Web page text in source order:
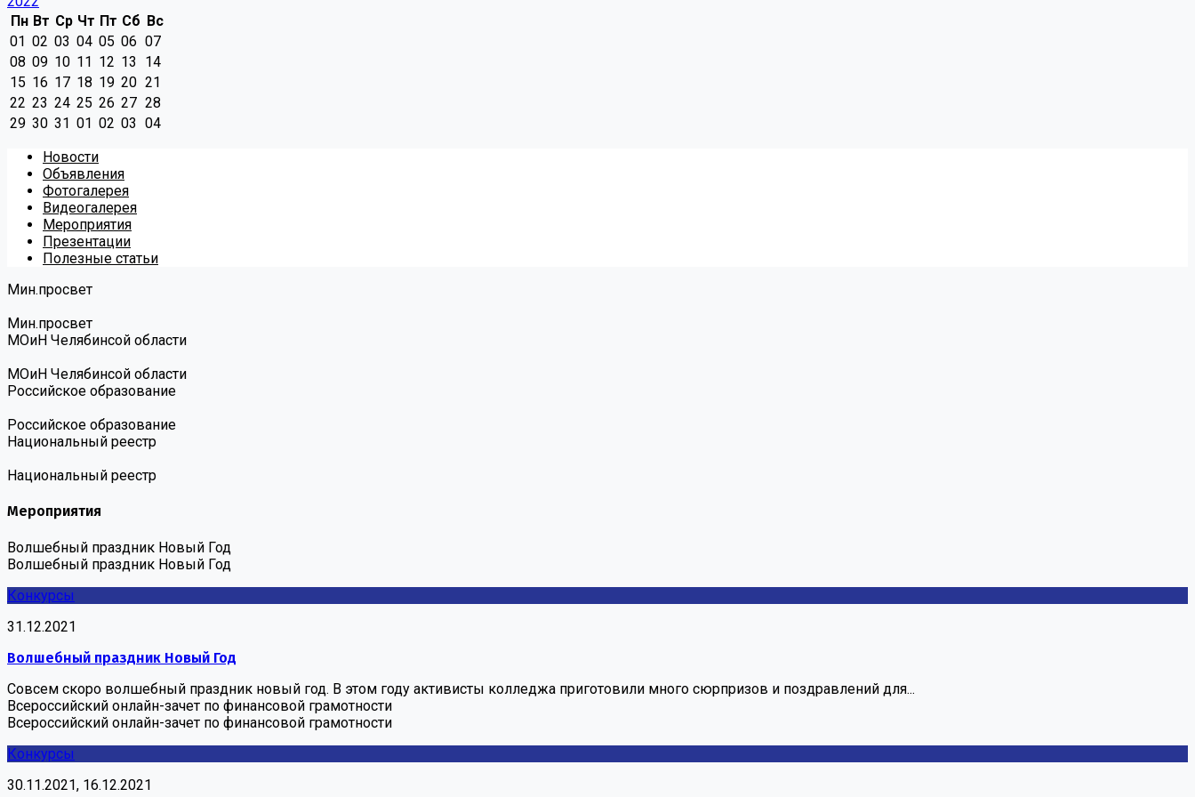
Пн Вт Ср Чт Пт Сб Вс
01 02 03 04 05 06 07
08 09 10 11 12 13
14
15 16 17 18 19 20 21
22 23 24 25 26 27 28
29 30 31 01 02 03 04
Новости
Объявления
Фотогалерея
Видеогалерея
Мероприятия
Презентации
Полезные статьи
Мин.просвет
Мин.просвет
МОиН Челябинсой области
МОиН Челябинсой области
Российское образование
Российское образование
Национальный реестр
Национальный реестр
Мероприятия
Волшебный праздник Новый Год
Волшебный праздник Новый Год
Конкурсы
31.12.2021
Волшебный праздник Новый Год
Совсем скоро волшебный праздник новый год. В этом году активисты колледжа приготовили много сюрпризов и поздравлений для...
Всероссийский онлайн-зачет по финансовой грамотности
Всероссийский онлайн-зачет по финансовой грамотности
Конкурсы
30.11.2021, 16.12.2021